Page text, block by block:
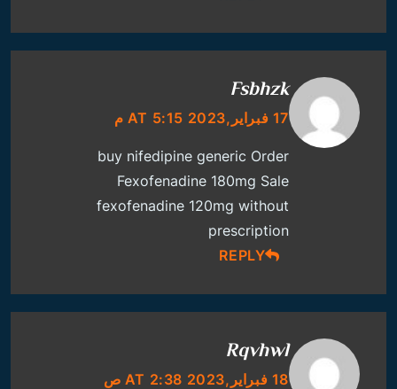
Fsbhzk
17 فبراير,2023 AT 5:15 م
buy nifedipine generic Order
Fexofenadine 180mg Sale
fexofenadine 120mg without
prescription
REPLY
Rqvhwl
18 فبراير,2023 AT 2:38 ص